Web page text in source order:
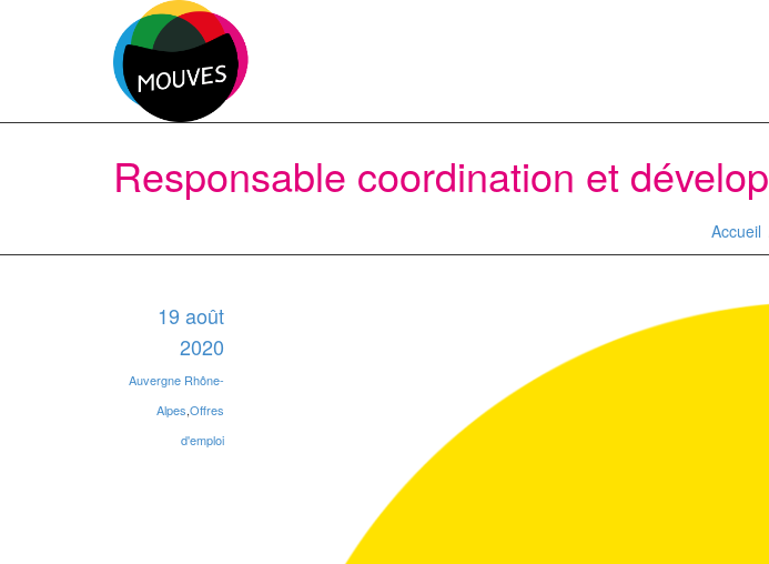
Responsable coordination et
Accueil
19 août
2020
Auvergne Rhône-
Alpes,Offres
d'emploi